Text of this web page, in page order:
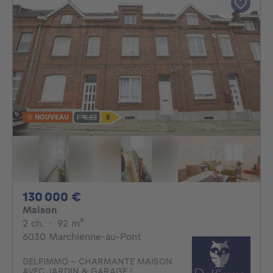
NOUVEAU
130 000 €
Maison
2 ch. 2 chambres
· 92 m²
6030 Marchienne-au-Pont
DELFIMMO - CHARMANTE MAISON